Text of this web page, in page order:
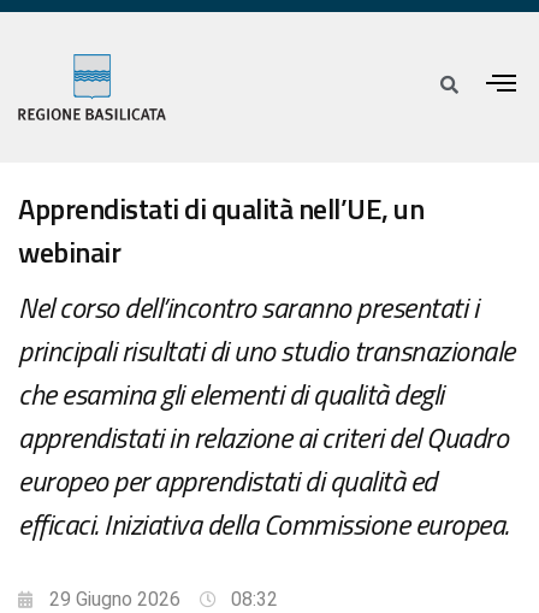
Apprendistati di qualità nell’UE, un
webinair
Nel corso dell’incontro saranno presentati i
principali risultati di uno studio transnazionale
che esamina gli elementi di qualità degli
apprendistati in relazione ai criteri del Quadro
europeo per apprendistati di qualità ed
efficaci. Iniziativa della Commissione europea.
29 Giugno 2026
08:32